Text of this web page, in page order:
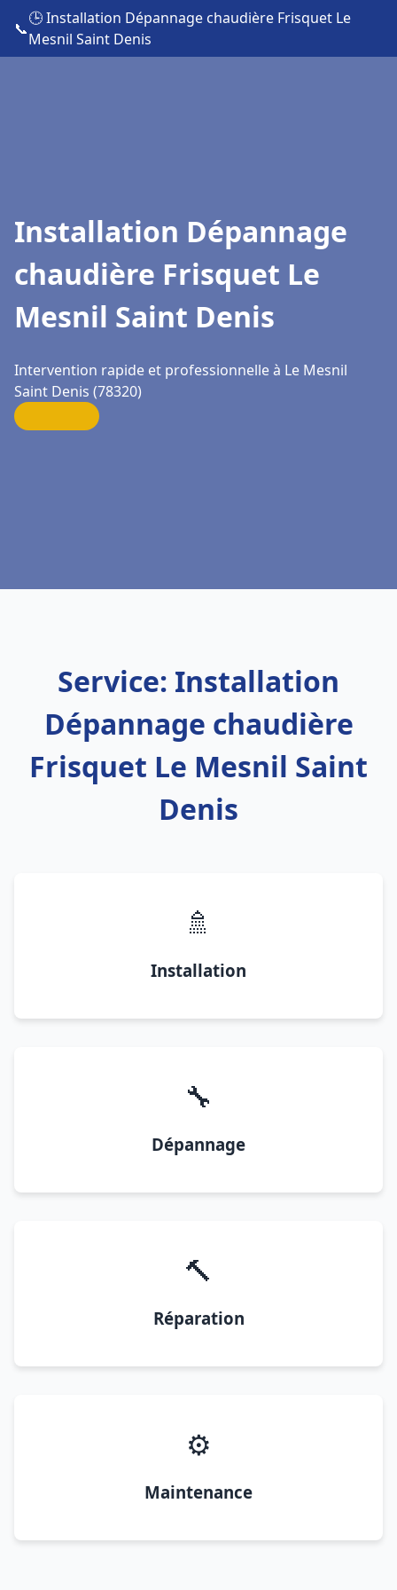
📞
🕒 Installation Dépannage chaudière Frisquet Le
Mesnil Saint Denis
Installation Dépannage
chaudière Frisquet Le
Mesnil Saint Denis
Intervention rapide et professionnelle à Le Mesnil
Saint Denis (78320)
Service: Installation
Dépannage chaudière
Frisquet Le Mesnil Saint
Denis
🚿
Installation
🔧
Dépannage
🔨
Réparation
⚙️
Maintenance